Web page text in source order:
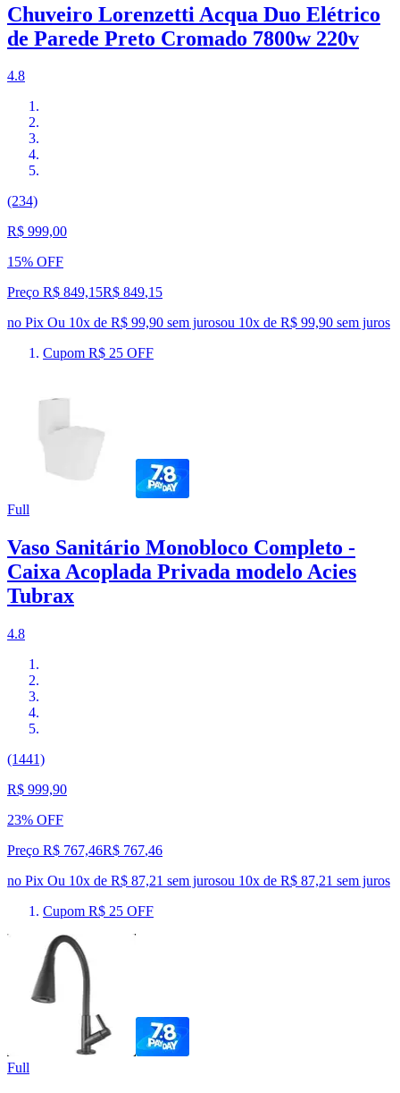
Chuveiro Lorenzetti Acqua Duo Elétrico
de Parede Preto Cromado 7800w 220v
4.8
(234)
R$ 999,00
15% OFF
Preço R$ 849,15R$ 849,15
no Pix Ou 10x de R$ 99,90 sem jurosou 10x de R$ 99,90 sem juros
Cupom R$ 25 OFF
Full
Vaso Sanitário Monobloco Completo -
Caixa Acoplada Privada modelo Acies
Tubrax
4.8
(1441)
R$ 999,90
23% OFF
Preço R$ 767,46R$ 767,46
no Pix Ou 10x de R$ 87,21 sem jurosou 10x de R$ 87,21 sem juros
Cupom R$ 25 OFF
Full